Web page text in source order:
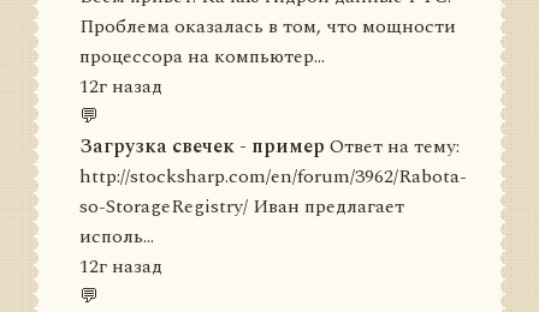
Проблема оказалась в том, что мощности
процессора на компьютер...
12г назад
💬
Загрузка свечек - пример Ответ на тему:
http://stocksharp.com/en/forum/3962/Rabota-
so-StorageRegistry/ Иван предлагает
исполь...
12г назад
💬